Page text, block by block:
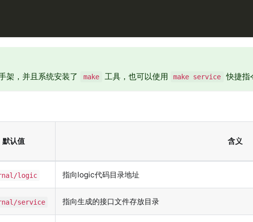
架，并且系统安装了 make 工具，也可以使用 make service 快捷指
默认值 含义
logic 指向logic代码目录地址
service 指向生成的接口文件存放目录